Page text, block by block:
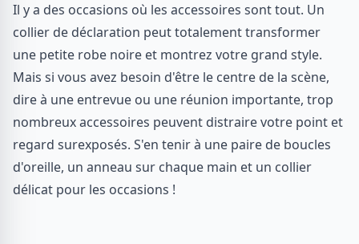
Il y a des occasions où les accessoires sont tout. Un
collier de déclaration peut totalement transformer
une petite robe noire et montrez votre grand style.
Mais si vous avez besoin d'être le centre de la scène,
dire à une entrevue ou une réunion importante, trop
nombreux accessoires peuvent distraire votre point et
regard surexposés. S'en tenir à une paire de boucles
d'oreille, un anneau sur chaque main et un collier
délicat pour les occasions !